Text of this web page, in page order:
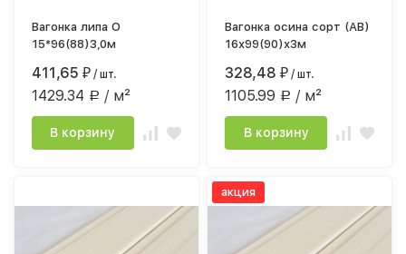
Вагонка липа О
15*96(88)3,0м
411,65₽ / шт.
1429.34 Р / м²
В корзину
Вагонка осина сорт (АВ)
16х99(90)х3м
328,48₽ / шт.
1105.99 Р / м²
В корзину
акция